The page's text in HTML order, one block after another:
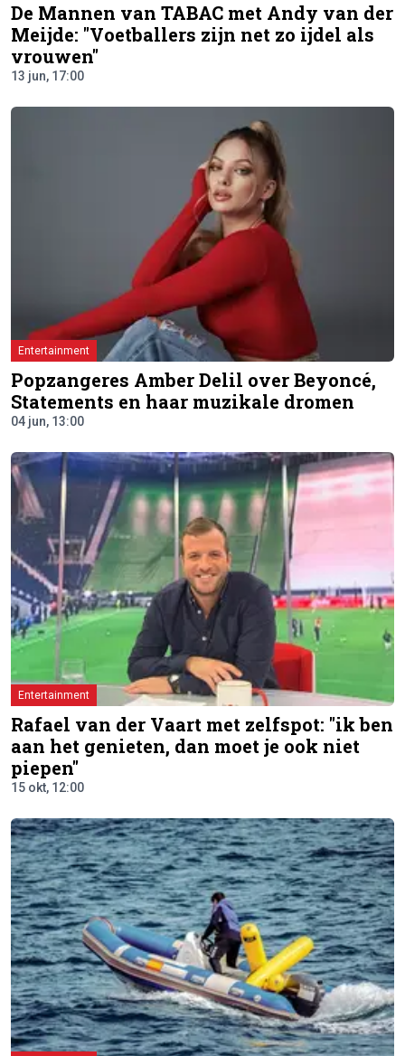
De Mannen van TABAC met Andy van der
Meijde: "Voetballers zijn net zo ijdel als
vrouwen"
13 jun, 17:00
Entertainment
Popzangeres Amber Delil over Beyoncé,
Statements en haar muzikale dromen
04 jun, 13:00
Entertainment
Rafael van der Vaart met zelfspot: "ik ben
aan het genieten, dan moet je ook niet
piepen"
15 okt, 12:00